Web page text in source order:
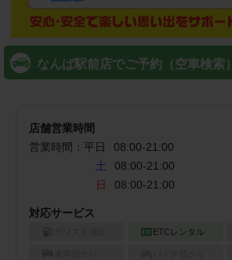
なんば駅前店でご予約（空車検索）
店舗営業時間
営業時間： 平日 08:00-21:00
土
08:00-21:00
日
08:00-21:00
対応サービス
ETCレンタル